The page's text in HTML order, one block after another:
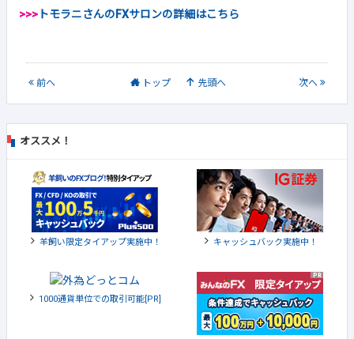
>>> トモラニさんのFXサロンの詳細はこちら
前へ トップ 先頭へ 次へ
オススメ！
羊飼い限定タイアップ実施中！ キャッシュバック実施中！
1000通貨単位での取引可能[PR]